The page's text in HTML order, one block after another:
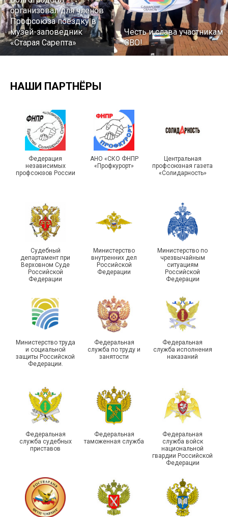
организовал для членов
Профсоюза поездку в
музей-заповедник
«Старая Сарепта»
Честь и слава участникам
СВО!
IX Туристический слёт
Московской городской
организации Профсоюза
Турслет и Спартакиада –
праздники спорта и
туризма прошли в Омской
области
Чествование ветеранов
боевых действий
Самарской области
Подписано соглашение с
Единство традиций и сила
организаций ГУФСИН
России по Пермскому
краю приняли участие в
туристическом слете
НАШИ ПАРТНЁРЫ
Федерация
независимых
профсоюзов России
АНО «СКО ФНПР
«Профкурорт»
Центральная
профсоюзная газета
«Солидарность»
Судебный
департамент при
Верховном Суде
Российской
Федерации
Министерство
внутренних дел
Российской
Федерации
Министерство по
чрезвычайным
ситуациям
Российской
Федерации
Министерство труда
и социальной
защиты Российской
Федерации.
Федеральная
служба по труду и
занятости
Федеральная
служба исполнения
наказаний
Федеральная
служба судебных
приставов
Федеральная
таможенная служба
Федеральная
служба войск
национальной
гвардии Российской
Федерации